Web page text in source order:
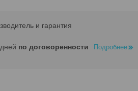
и гарантия
по договоренности Подробнее